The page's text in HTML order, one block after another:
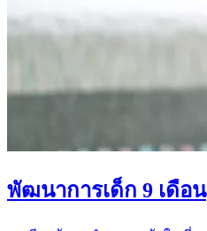
พัฒนาการเด็ก 9 เดือน